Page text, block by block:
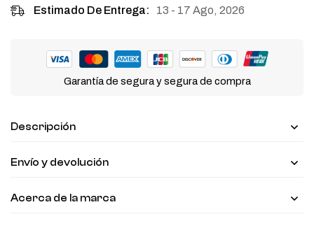
Estimado De Entrega: 13 - 17 Ago, 2026
Garantía de segura y segura de compra
Descripción
Envío y devolución
Acerca de la marca